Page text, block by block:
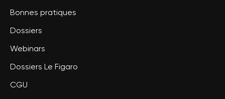
Bonnes pratiques
Dossiers
Webinars
Dossiers Le Figaro
CGU